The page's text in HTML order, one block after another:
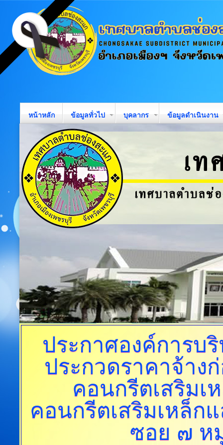
หน้าหลัก ข้อมูลทั่วไป บุคลากร ข้อมูลดำเนินงาน
ประกาศองค์การบ
ประกวดราคาจ้าง
คอนกรีตเสริมเ
คอนกรีตเสริมเหล็ก
ซอย ๗ ห